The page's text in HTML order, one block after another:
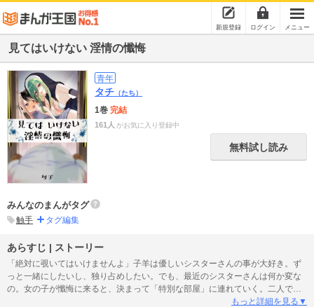
新規登録 ログイン メニュー
見てはいけない 淫情の懺悔
青年
タチ （たち）
1巻 完結
161人 がお気に入り登録中
無料試し読み
みんなのまんがタグ
触手 タグ編集
あらすじ | ストーリー
「絶対に覗いてはいけませんよ」子羊は優しいシスターさんの事が大好き。ず
っと一緒にしたいし、独り占めしたい。でも、最近のシスターさんは何か変な
の。女の子が懺悔に来ると、決まって「特別な部屋」に連れていく。二人で何
をしてるの…?子羊は、シスターさんの事が知りたい…。見てはいけない秘密の
もっと詳細を見る▼